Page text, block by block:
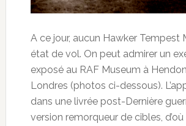
A ce jour, aucun Hawker Tempest
état de vol. On peut admirer un
exposé au RAF Museum à
Londres (photos ci-dessous).
dans une livrée post-Dernière
version remorqueur de cibles,